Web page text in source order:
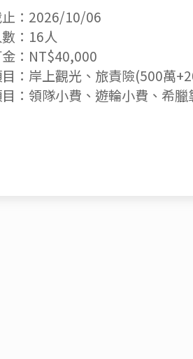
：2026/10/06
：16人
：NT$40,000
：岸上觀光、旅責險(500萬
：領隊小費、遊輪小費、希臘